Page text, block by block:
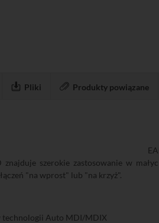
Pliki Produkty powiązane
szerokie zastosowanie w
"na wprost" lub "na krzyż".
technologii Auto MDI/MDIX